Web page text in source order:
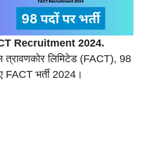
Recruitment 2024.
त्रावणकोर लिमिटेड (FACT), 98
FACT भर्ती 2024।